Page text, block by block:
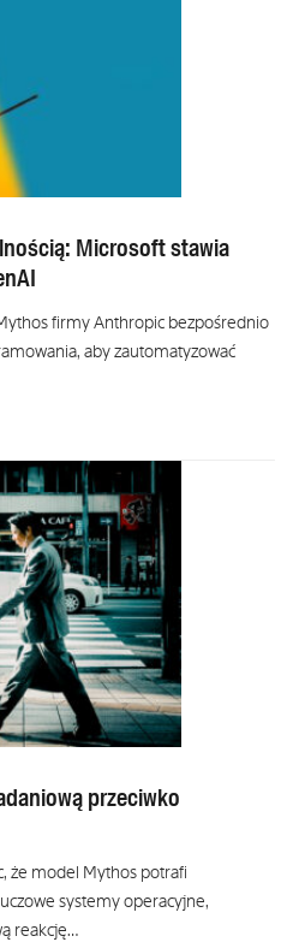
Microsoft stawia
firmy Anthropic bezpośrednio
aby zautomatyzować
przeciwko
że model Mythos potrafi
systemy operacyjne,
reakcję…